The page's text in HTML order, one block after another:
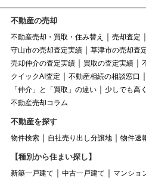
不動産の売却
不動産売却・買取・住み替え 売却査定
守山市の売却査定実績
草津市の売却査
売却仲介の査定実績
買取の査定実績
クイックAI査定
不動産相続の相談窓口
「仲介」と「買取」の違い
少しでも高
不動産売却コラム
不動産を探す
物件検索 自社売り出し分譲地 物件速
【種別から住まい探し】
新築一戸建て 中古一戸建て マンショ